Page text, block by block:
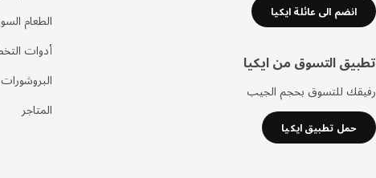
انضم الى عائلة ايكيا
تطبيق التسوق من ايكيا
رفيقك للتسوق بحجم الجيب
حمل تطبيق ايكيا
الطعام
أدوات
البروشورات
المتاجر